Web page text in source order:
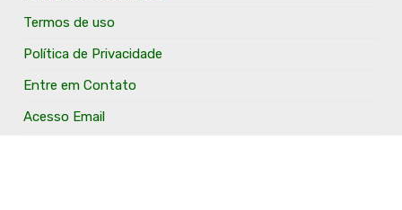
Termos de uso
Política de Privacidade
Entre em Contato
Acesso Email